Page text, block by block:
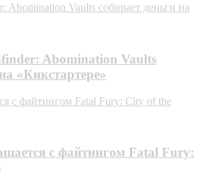
Abomination Vaults собирает деньги на
Abomination Vaults
«Кикстартере»
с файтингом Fatal Fury: City of the
с файтингом Fatal Fury: